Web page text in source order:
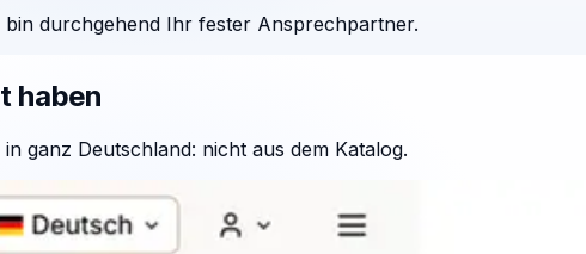
durchgehend Ihr fester Ansprechpartner.
haben
ganz Deutschland: nicht aus dem Katalog.